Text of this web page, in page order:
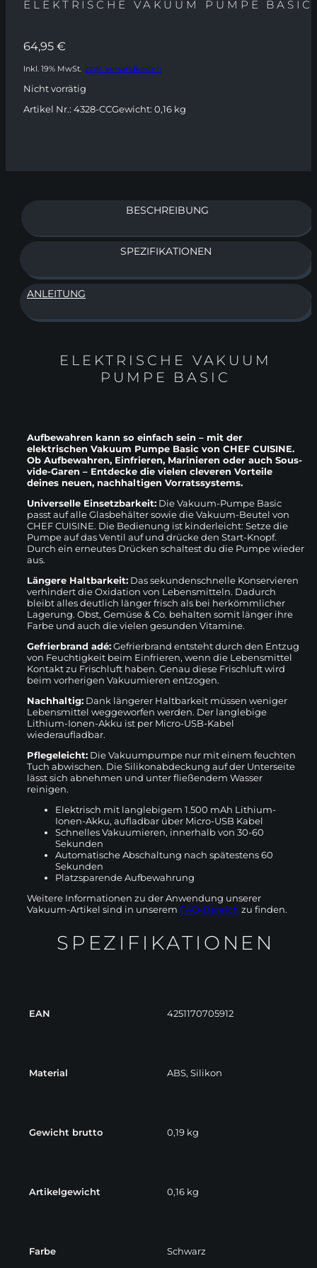
ELEKTRISCHE VAKUUM PUMPE BASIC
64,95 €
Inkl. 19% MwSt. zzgl. Versandkosten
Nicht vorrätig
Artikel Nr.: 4328-CCGewicht: 0,16 kg
BESCHREIBUNG
SPEZIFIKATIONEN
ANLEITUNG
ELEKTRISCHE VAKUUM
PUMPE BASIC
Aufbewahren kann so einfach sein – mit der
elektrischen Vakuum Pumpe Basic von CHEF CUISINE.
Ob Aufbewahren, Einfrieren, Marinieren oder auch Sous-
vide-Garen – Entdecke die vielen cleveren Vorteile
deines neuen, nachhaltigen Vorratssystems.
Universelle Einsetzbarkeit: Die Vakuum-Pumpe Basic
passt auf alle Glasbehälter sowie die Vakuum-Beutel von
CHEF CUISINE. Die Bedienung ist kinderleicht: Setze die
Pumpe auf das Ventil auf und drücke den Start-Knopf.
Durch ein erneutes Drücken schaltest du die Pumpe wieder
aus.
Längere Haltbarkeit: Das sekundenschnelle Konservieren
verhindert die Oxidation von Lebensmitteln. Dadurch
bleibt alles deutlich länger frisch als bei herkömmlicher
Lagerung. Obst, Gemüse & Co. behalten somit länger ihre
Farbe und auch die vielen gesunden Vitamine.
Gefrierbrand adé:Gefrierbrand entsteht durch den Entzug
von Feuchtigkeit beim Einfrieren, wenn die Lebensmittel
Kontakt zu Frischluft haben. Genau diese Frischluft wird
beim vorherigen Vakuumieren entzogen.
Nachhaltig: Dank längerer Haltbarkeit müssen weniger
Lebensmittel weggeworfen werden. Der langlebige
Lithium-Ionen-Akku ist per Micro-USB-Kabel
wiederaufladbar.
Pflegeleicht: Die Vakuumpumpe nur mit einem feuchten
Tuch abwischen. Die Silikonabdeckung auf der Unterseite
lässt sich abnehmen und unter fließendem Wasser
reinigen.
Elektrisch mit langlebigem 1.500 mAh Lithium-
Ionen-Akku, aufladbar über Micro-USB Kabel
Schnelles Vakuumieren, innerhalb von 30-60
Sekunden
Automatische Abschaltung nach spätestens 60
Sekunden
Platzsparende Aufbewahrung
Weitere Informationen zu der Anwendung unserer
Vakuum-Artikel sind in unserem FAQ-Bereich zu finden.
SPEZIFIKATIONEN
EAN 4251170705912
Material ABS, Silikon
Gewicht brutto 0,19 kg
Artikelgewicht 0,16 kg
Farbe Schwarz